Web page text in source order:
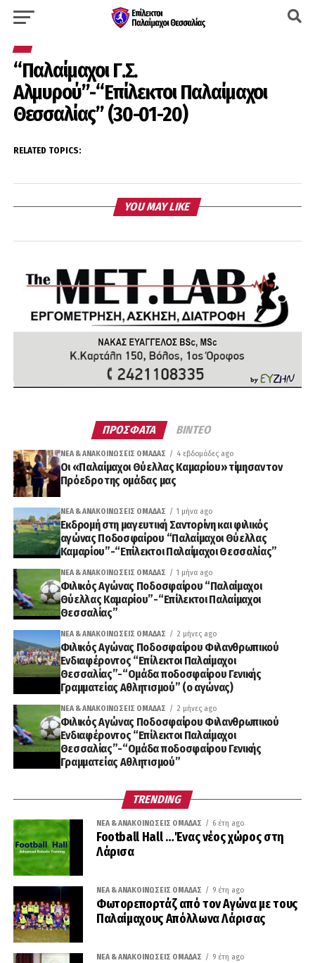
“Παλαίμαχοι Γ.Σ.
Αλμυρού”-“Επίλεκτοι Παλαίμαχοι
Θεσσαλίας” (30-01-20)
RELATED TOPICS:
YOU MAY LIKE
ΠΡΟΣΦΑΤΑ ΒΙΝΤΕΟ
ΝΈΑ & ΑΝΑΚΟΙΝΏΣΕΙΣ ΟΜΆΔΑΣ 4 εβδομάδες ago
Οι «Παλαίμαχοι Θύελλας Καμαρίου» τίμησαν τον
Πρόεδρο της ομάδας μας
ΝΈΑ & ΑΝΑΚΟΙΝΏΣΕΙΣ ΟΜΆΔΑΣ 1 μήνα ago
Εκδρομή στη μαγευτική Σαντορίνη και φιλικός
αγώνας Ποδοσφαίρου “Παλαίμαχοι Θύελλας
Καμαρίου”-“Επίλεκτοι Παλαίμαχοι Θεσσαλίας”
ΝΈΑ & ΑΝΑΚΟΙΝΏΣΕΙΣ ΟΜΆΔΑΣ 1 μήνα ago
Φιλικός Αγώνας Ποδοσφαίρου “Παλαίμαχοι
Θύελλας Καμαρίου”-“Επίλεκτοι Παλαίμαχοι
Θεσσαλίας”
ΝΈΑ & ΑΝΑΚΟΙΝΏΣΕΙΣ ΟΜΆΔΑΣ 2 μήνες ago
Φιλικός Αγώνας Ποδοσφαίρου Φιλανθρωπικού
Ενδιαφέροντος “Επίλεκτοι Παλαίμαχοι
Θεσσαλίας”-“Ομάδα ποδοσφαίρου Γενικής
Γραμματείας Αθλητισμού” (ο αγώνας)
ΝΈΑ & ΑΝΑΚΟΙΝΏΣΕΙΣ ΟΜΆΔΑΣ 2 μήνες ago
Φιλικός Αγώνας Ποδοσφαίρου Φιλανθρωπικού
Ενδιαφέροντος “Επίλεκτοι Παλαίμαχοι
Θεσσαλίας”-“Ομάδα ποδοσφαίρου Γενικής
Γραμματείας Αθλητισμού”
TRENDING
ΝΈΑ & ΑΝΑΚΟΙΝΏΣΕΙΣ ΟΜΆΔΑΣ 6 έτη ago
Football Hall …Ένας νέος χώρος στη
Λάρισα
ΝΈΑ & ΑΝΑΚΟΙΝΏΣΕΙΣ ΟΜΆΔΑΣ 9 έτη ago
Φωτορεπορτάζ από τον Αγώνα με τους
Παλαίμαχους Απόλλωνα Λάρισας
ΝΈΑ & ΑΝΑΚΟΙΝΏΣΕΙΣ ΟΜΆΔΑΣ 9 έτη ago